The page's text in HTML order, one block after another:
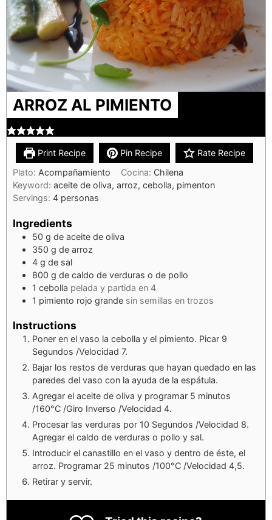
ARROZ AL PIMIENTO
Print Recipe Pin Recipe
Rate Recipe
Plato: Acompañamiento Cocina: Chilena
Keyword: aceite de oliva, arroz, cebolla, pimenton
Servings: 4 personas
Ingredients
50 g de aceite de oliva
350 g de arroz
4 g de sal
800 g de caldo de verduras o de pollo
1 cebolla pelada y partida en 4
1 pimiento rojo grande sin semillas en trozos
Instructions
Poner en el vaso la cebolla y el pimiento. Picar 9
Segundos /Velocidad 7.
Bajar los restos de verduras que hayan quedado en las
paredes del vaso con la ayuda de la espátula.
Agregar el aceite de oliva y programar 5 minutos
/160°C /Giro Inverso /Velocidad 4.
Procesar las verduras por 10 Segundos /Velocidad 8.
Agregar el caldo de verduras o pollo y sal.
Introducir el canastillo en el vaso y dentro de éste, el
arroz. Programar 25 minutos /100°C /Velocidad 4,5.
Retirar y servir.